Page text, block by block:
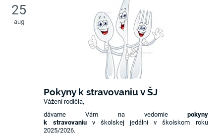
25
aug
Pokyny k stravovaniu v ŠJ
Vážení rodičia,
dávame Vám na vedomie pokyny
k stravovaniuv školskej jedálni v školskom roku
2025/2026.